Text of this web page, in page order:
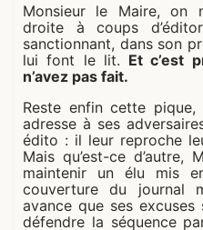
Monsieur le Maire, on
droite à coups
sanctionnant, dans son
lui font le lit. Et c’est
n’avez pas fait.
Reste enfin cette
adresse à ses
édito : il leur reproche
Mais qu’est-ce d’autre,
maintenir un élu mis
couverture du journal
avance que ses
défendre la séquence